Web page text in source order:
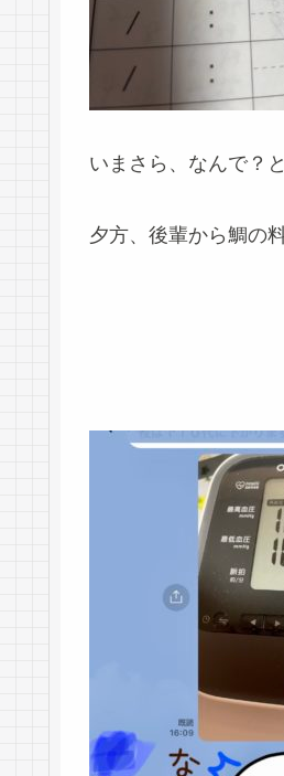
いまさら、なんで？
夕方、後輩から鯛の